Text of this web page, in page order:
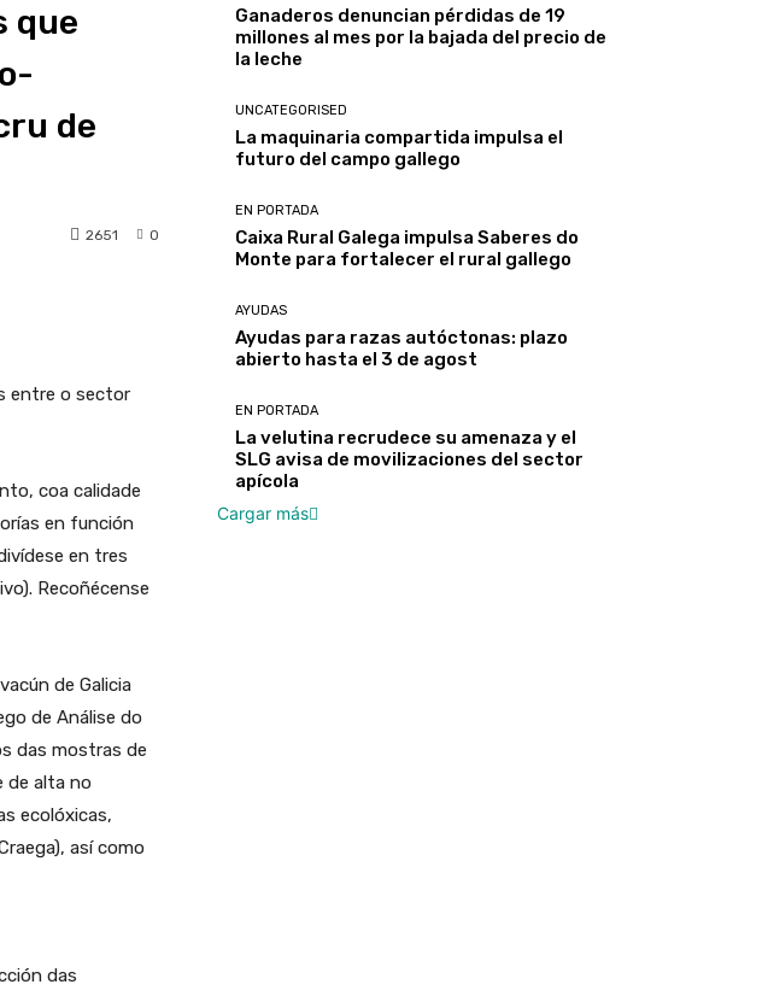
que
de
0
2651
entre o sector
coa calidade
en función
en tres
Recoñécense
de Galicia
de Análise do
das mostras de
de alta no
ecolóxicas,
así como
das
Ganaderos denuncian pérdidas de 19
millones al mes por la bajada del precio de
la leche
UNCATEGORISED
La maquinaria compartida impulsa el
futuro del campo gallego
EN PORTADA
Caixa Rural Galega impulsa Saberes do
Monte para fortalecer el rural gallego
AYUDAS
Ayudas para razas autóctonas: plazo
abierto hasta el 3 de agost
EN PORTADA
La velutina recrudece su amenaza y el
SLG avisa de movilizaciones del sector
apícola
Cargar más